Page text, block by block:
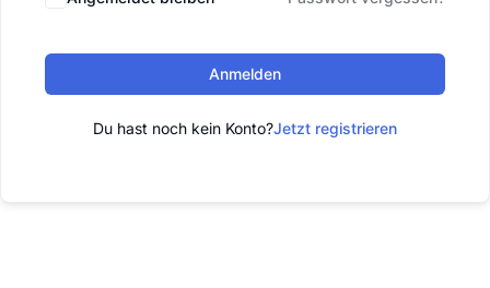
Anmelden
Du hast noch kein Konto?Jetzt registrieren